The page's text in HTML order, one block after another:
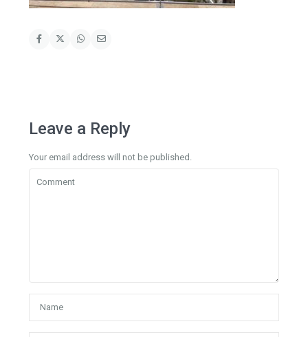
Leave a Reply
Your email address will not be published.